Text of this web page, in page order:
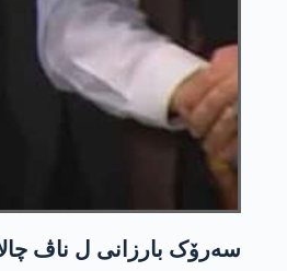
سەرۆک بارزانی ل ناڤ